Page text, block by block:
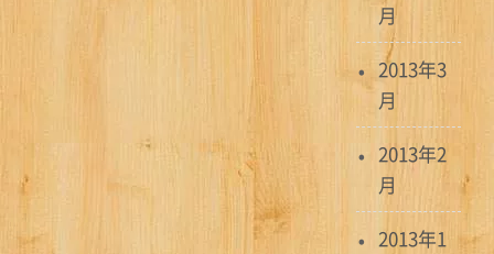
月
2013年3
月
2013年2
月
2013年1